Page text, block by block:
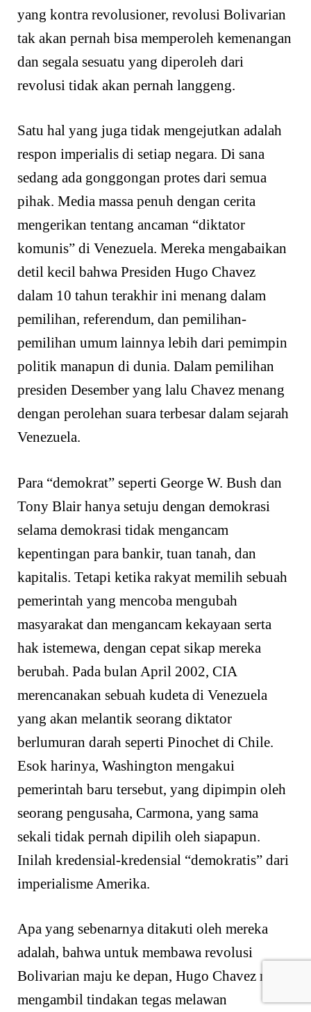
yang kontra revolusioner, revolusi Bolivarian
tak akan pernah bisa memperoleh kemenangan
dan segala sesuatu yang diperoleh dari
revolusi tidak akan pernah langgeng.
Satu hal yang juga tidak mengejutkan adalah
respon imperialis di setiap negara. Di sana
sedang ada gonggongan protes dari semua
pihak. Media massa penuh dengan cerita
mengerikan tentang ancaman “diktator
komunis” di Venezuela. Mereka mengabaikan
detil kecil bahwa Presiden Hugo Chavez
dalam 10 tahun terakhir ini menang dalam
pemilihan, referendum, dan pemilihan-
pemilihan umum lainnya lebih dari pemimpin
politik manapun di dunia. Dalam pemilihan
presiden Desember yang lalu Chavez menang
dengan perolehan suara terbesar dalam sejarah
Venezuela.
Para “demokrat” seperti George W. Bush dan
Tony Blair hanya setuju dengan demokrasi
selama demokrasi tidak mengancam
kepentingan para bankir, tuan tanah, dan
kapitalis. Tetapi ketika rakyat memilih sebuah
pemerintah yang mencoba mengubah
masyarakat dan mengancam kekayaan serta
hak istemewa, dengan cepat sikap mereka
berubah. Pada bulan April 2002, CIA
merencanakan sebuah kudeta di Venezuela
yang akan melantik seorang diktator
berlumuran darah seperti Pinochet di Chile.
Esok harinya, Washington mengakui
pemerintah baru tersebut, yang dipimpin oleh
seorang pengusaha, Carmona, yang sama
sekali tidak pernah dipilih oleh siapapun.
Inilah kredensial-kredensial “demokratis” dari
imperialisme Amerika.
Apa yang sebenarnya ditakuti oleh mereka
adalah, bahwa untuk membawa revolusi
Bolivarian maju ke depan, Hugo Chavez mulai
mengambil tindakan tegas melawan